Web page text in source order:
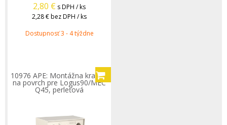
2,80 € s DPH / ks
2,28 €bez DPH / ks
Dostupnosť 3 - 4 týždne
10976 APE: Montážna krabica
na povrch pre Logus90/MEC
Q45, perleťová